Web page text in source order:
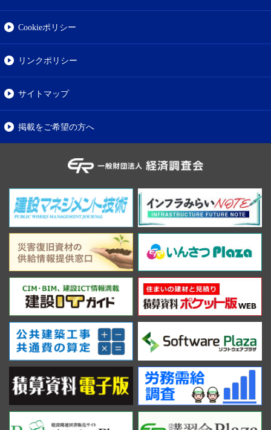
Cookieポリシー
リンクポリシー
サイトマップ
掲載をご希望の方へ